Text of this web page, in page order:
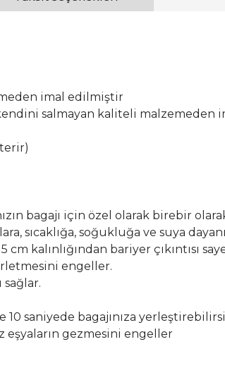
imal edilmiştir
salmayan kaliteli
bagajı için özel olarak birebir
sıcaklığa, soğukluğa ve suya
kalınlığından bariyer çıkıntısı
engeller.
sağlar.
saniyede bagajınıza
eşyaların gezmesini engeller